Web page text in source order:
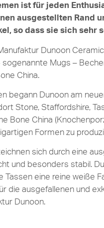
ist für jeden
ausgestellten Rand
so dass sie sich sehr
Dunoon
Mugs –
China.
begann Dunoon am
Stone, Staffordshire,
Bone China
Formen zu
sich durch eine
und besonders stabil.
Tassen eine reine weiße
die ausgefallenen und
Dunoon.